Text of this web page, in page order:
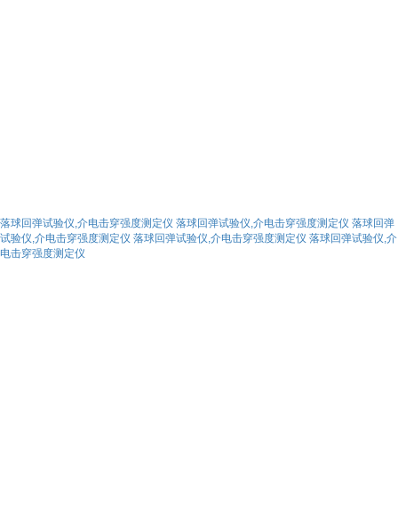
落球回弹试验仪,介电击穿强度测定仪 落球回弹试验仪,介电击穿强度测定仪 落球回弹
试验仪,介电击穿强度测定仪 落球回弹试验仪,介电击穿强度测定仪 落球回弹试验仪,介
电击穿强度测定仪